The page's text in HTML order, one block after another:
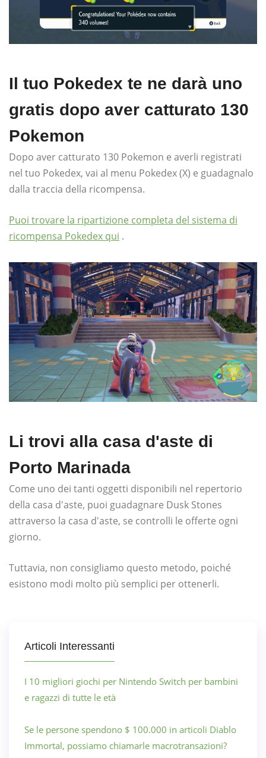
Il tuo Pokedex te ne darà uno
gratis dopo aver catturato 130
Pokemon
Dopo aver catturato 130 Pokemon e averli registrati
nel tuo Pokedex, vai al menu Pokedex (X) e guadagnalo
dalla traccia della ricompensa.
Puoi trovare la ripartizione completa del sistema di
ricompensa Pokedex qui .
Li trovi alla casa d'aste di
Porto Marinada
Come uno dei tanti oggetti disponibili nel repertorio
della casa d'aste, puoi guadagnare Dusk Stones
attraverso la casa d'aste, se controlli le offerte ogni
giorno.
Tuttavia, non consigliamo questo metodo, poiché
esistono modi molto più semplici per ottenerli.
Articoli Interessanti
I 10 migliori giochi per Nintendo Switch per bambini
e ragazzi di tutte le età
Se le persone spendono $ 100.000 in articoli Diablo
Immortal, possiamo chiamarle macrotransazioni?